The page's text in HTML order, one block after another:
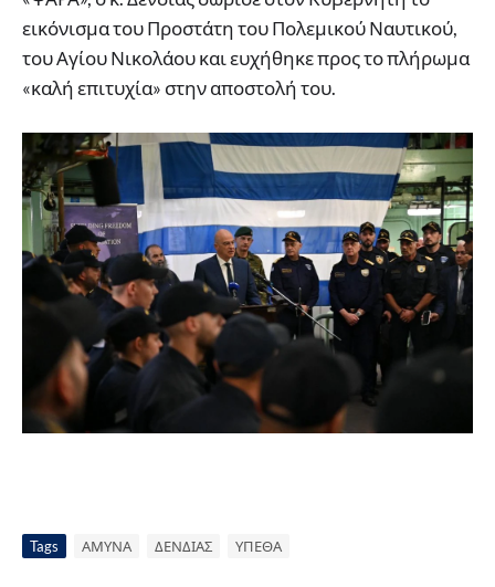
εικόνισμα του Προστάτη του Πολεμικού Ναυτικού,
του Αγίου Νικολάου και ευχήθηκε προς το πλήρωμα
«καλή επιτυχία» στην αποστολή του.
Tags ΑΜΥΝΑ ΔΕΝΔΙΑΣ ΥΠΕΘΑ